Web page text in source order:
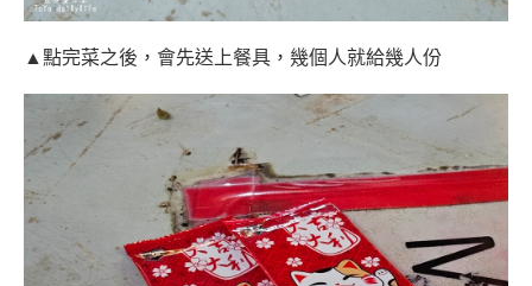
▲點完菜之後，會先送上餐具，幾個人就給幾人份